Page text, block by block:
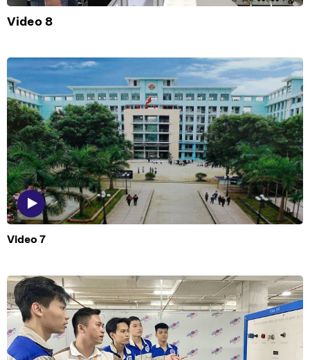
Video 8
Video 7